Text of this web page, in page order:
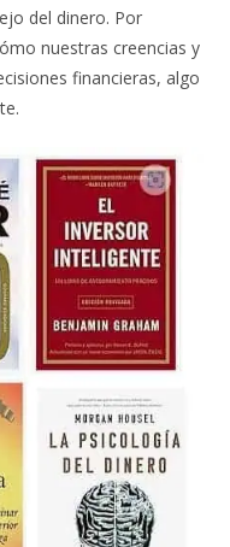
del dinero. Por
nuestras creencias y
financieras, algo